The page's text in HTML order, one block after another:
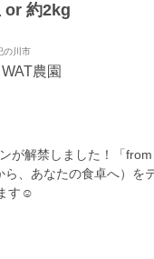
or 約2kg
の川市
農園
が解禁しました！「
ら、あなたの食卓へ）を
す☺︎